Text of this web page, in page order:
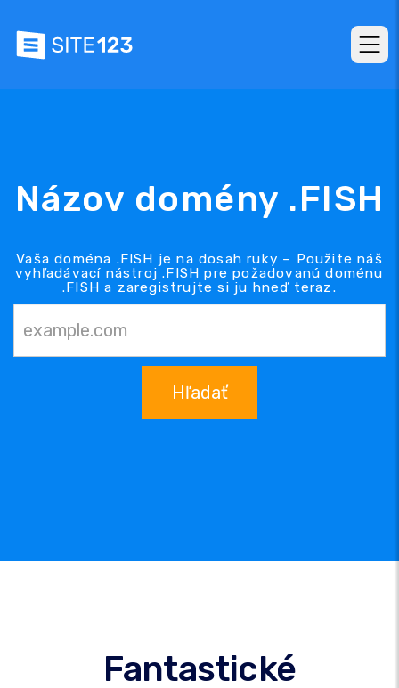
Názov domény .FISH
Vaša doména .FISH je na dosah ruky – Použite náš
vyhľadávací nástroj .FISH pre požadovanú doménu
.FISH a zaregistrujte si ju hneď teraz.
Hľadať
Fantastické